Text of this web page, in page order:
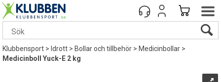
Klubbensport> Idrott>Bollar och tillbehör>Medicinbollar>
Medicinboll Yuck-E 2 kg